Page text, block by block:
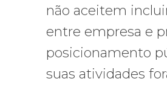
não aceitem
entre empresa e
posicionamento
suas atividades